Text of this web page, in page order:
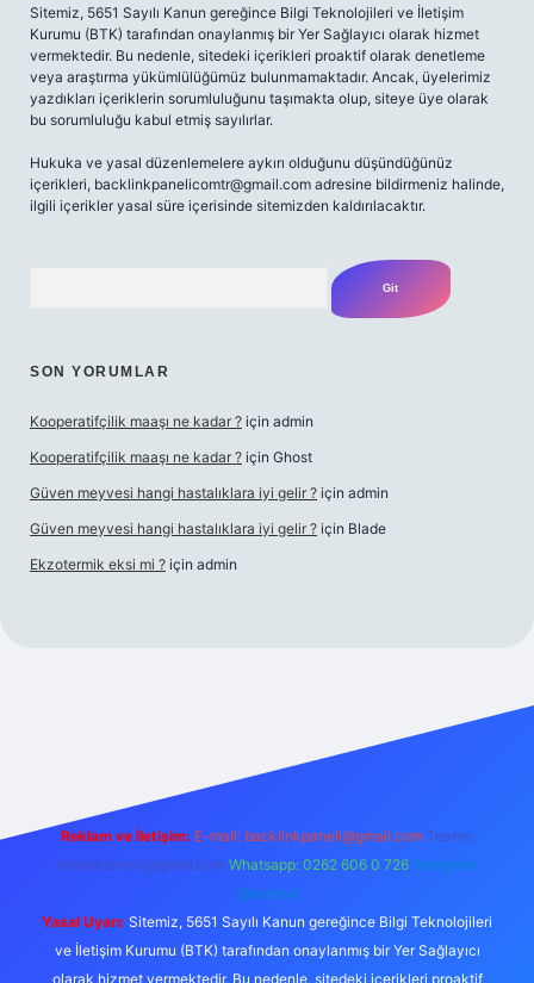
Sitemiz, 5651 Sayılı Kanun gereğince Bilgi Teknolojileri ve İletişim
Kurumu (BTK) tarafından onaylanmış bir Yer Sağlayıcı olarak hizmet
vermektedir. Bu nedenle, sitedeki içerikleri proaktif olarak denetleme
veya araştırma yükümlülüğümüz bulunmamaktadır. Ancak, üyelerimiz
yazdıkları içeriklerin sorumluluğunu taşımakta olup, siteye üye olarak
bu sorumluluğu kabul etmiş sayılırlar.
Hukuka ve yasal düzenlemelere aykırı olduğunu düşündüğünüz
içerikleri, backlinkpanelicomtr@gmail.com adresine bildirmeniz halinde,
ilgili içerikler yasal süre içerisinde sitemizden kaldırılacaktır.
SON YORUMLAR
Kooperatifçilik maaşı ne kadar ? için admin
Kooperatifçilik maaşı ne kadar ? için Ghost
Güven meyvesi hangi hastalıklara iyi gelir ? için admin
Güven meyvesi hangi hastalıklara iyi gelir ? için Blade
Ekzotermik eksi mi ? için admin
Reklam ve İletişim: E-mail: backlinkpaneli@gmail.com Teams:
forumhizmeti@gmail.com Whatsapp: 0262 606 0 726 Telegram:
@karabul
Yasal Uyarı: Sitemiz, 5651 Sayılı Kanun gereğince Bilgi Teknolojileri
ve İletişim Kurumu (BTK) tarafından onaylanmış bir Yer Sağlayıcı
olarak hizmet vermektedir. Bu nedenle, sitedeki içerikleri proaktif